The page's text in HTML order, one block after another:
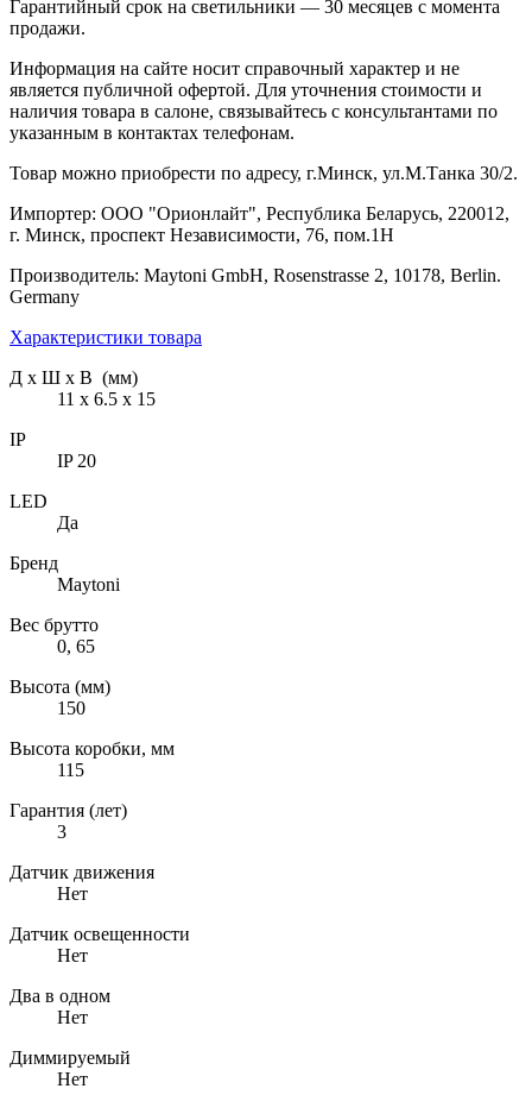
Гарантийный срок на светильники — 30 месяцев с момента
продажи.
Информация на сайте носит справочный характер и не
является публичной офертой. Для уточнения стоимости и
наличия товара в салоне, связывайтесь с консультантами по
указанным в контактах телефонам.
Товар можно приобрести по адресу, г.Минск, ул.М.Танка 30/2.
Импортер: ООО "Орионлайт", Республика Беларусь, 220012,
г. Минск, проспект Независимости, 76, пом.1Н
Производитель: Maytoni GmbH, Rosenstrasse 2, 10178, Berlin.
Germany
Характеристики товара
Д х Ш х В (мм)
11 х 6.5 х 15
IP
IP 20
LED
Да
Бренд
Maytoni
Вес брутто
0, 65
Высота (мм)
150
Высота коробки, мм
115
Гарантия (лет)
3
Датчик движения
Нет
Датчик освещенности
Нет
Два в одном
Нет
Диммируемый
Нет